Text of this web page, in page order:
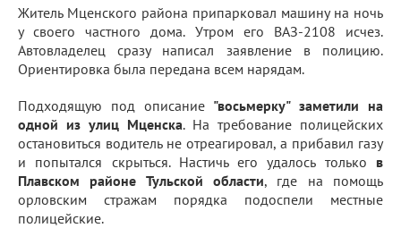
Житель Мценского района припарковал машину на ночь
у своего частного дома. Утром его ВАЗ-2108 исчез.
Автовладелец сразу написал заявление в полицию.
Ориентировка была передана всем нарядам.
Подходящую под описание "восьмерку" заметили на
одной из улиц Мценска. На требование полицейских
остановиться водитель не отреагировал, а прибавил газу
и попытался скрыться. Настичь его удалось только в
Плавском районе Тульской области, где на помощь
орловским стражам порядка подоспели местные
полицейские.